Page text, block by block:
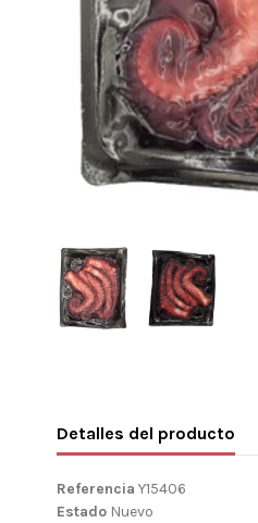
Detalles del producto
Referencia Y15406
Estado Nuevo